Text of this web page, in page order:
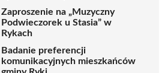
Zaproszenie na „Muzyczny
Podwieczorek u Stasia” w
Rykach
Badanie preferencji
komunikacyjnych mieszkańców